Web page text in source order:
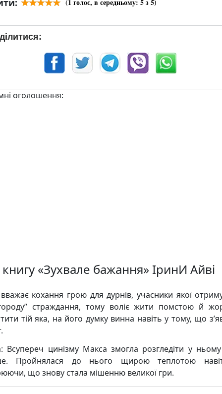
(1 голос, в середньому: 5з 5)
оголошення:
«Зухвале бажання» ІринИ Айві
кохання грою для дурнів, учасники якої
страждання, тому воліє жити помстою й
тій яка, на його думку винна навіть у тому, що
Всупереч цинізму Макса змогла розгледіти у
Пройнялася до нього щирою теплотою
що знову стала мішенню великої гри.